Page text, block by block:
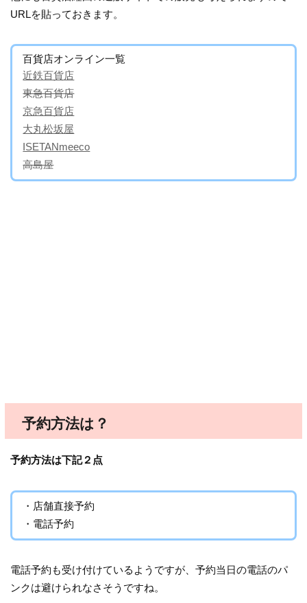
URLを貼っておきます。
百貨店オンライン一覧
近鉄百貨店
東急百貨店
京急百貨店
大丸松坂屋
ISETANmeeco
高島屋
予約方法は？
予約方法は下記２点
・店舗直接予約
・電話予約
電話予約も受け付けているようですが、予約当日の電話のパ
ンクは避けられなさそうですね。